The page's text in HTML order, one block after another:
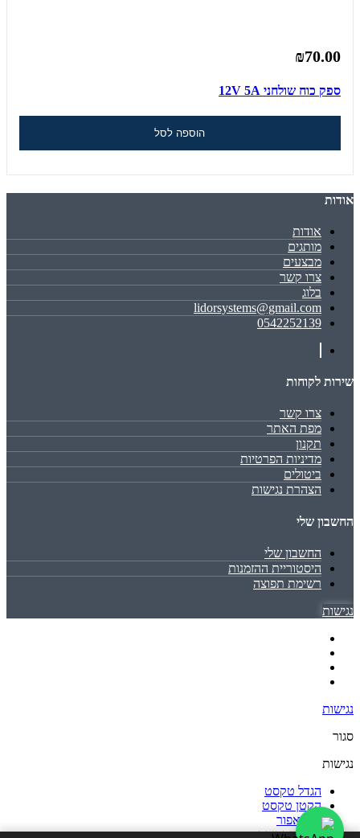
₪70.00
ספק כוח שולחני 12V 5A
הוספה לסל
אודות
אודות
מותגים
מבצעים
צרו קשר
בלוג
lidorsystems@gmail.com
0542252139
שירות לקוחות
צרו קשר
מפת האתר
תקנון
מדיניות הפרטיות
ביטולים
הצהרת נגישות
החשבון שלי
החשבון שלי
היסטוריית ההזמנות
רשימת תפוצה
נגישות
נגישות
סגור
נגישות
הגדל טקסט
הקטן טקסט
גווני אפור
נגודיות גבוהה